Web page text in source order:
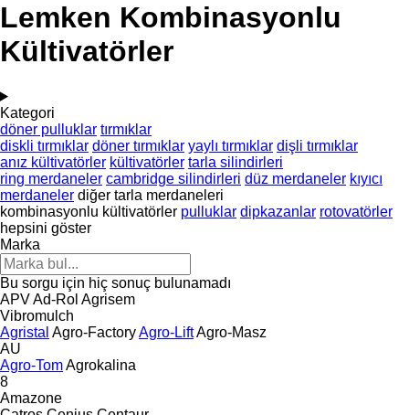
Lemken Kombinasyonlu
Kültivatörler
Kategori
döner pulluklar tırmıklar
diskli tırmıklar döner tırmıklar yaylı tırmıklar dişli tırmıklar
anız kültivatörler kültivatörler tarla silindirleri
ring merdaneler cambridge silindirleri düz merdaneler kıyıcı
merdaneler diğer tarla merdaneleri
kombinasyonlu kültivatörler pulluklar dipkazanlar rotovatörler
hepsini göster
Marka
Bu sorgu için hiç sonuç bulunamadı
APVAd-Rol Agrisem
Vibromulch
Agristal Agro-FactoryAgro-LiftAgro-Masz
AU
Agro-TomAgrokalina
8
Amazone